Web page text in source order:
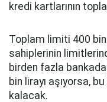
kredi kartlarının
Toplam limiti 400 bin
sahiplerinin
birden fazla
bin lirayı aşıyorsa,
kalacak.